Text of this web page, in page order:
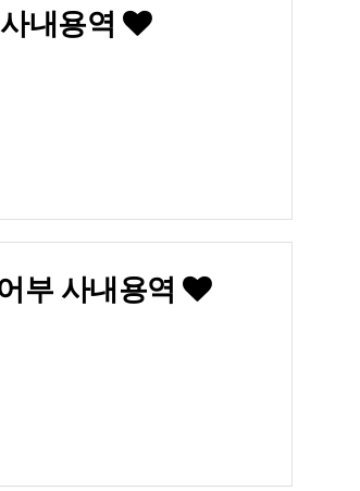
내용역
부 사내용역